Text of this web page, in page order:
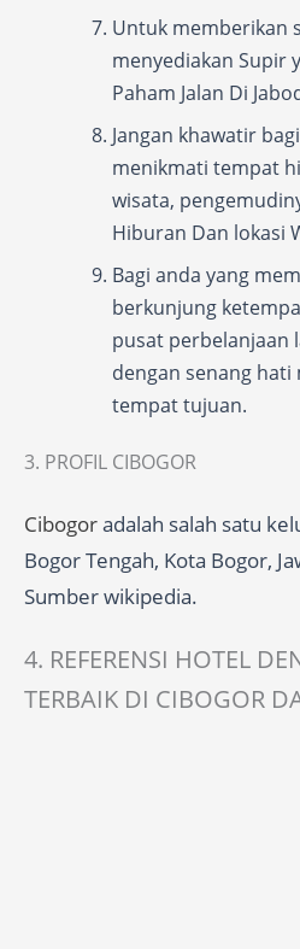
Untuk memberikan
menyediakan Supir
Paham Jalan Di
Jangan khawatir
menikmati tempat
wisata,
Hiburan Dan lokasi
Bagi anda yang
berkunjung
pusat perbelanjaan
dengan senang
tempat tujuan.
3. PROFIL CIBOGOR
Cibogoradalah salah satu
Bogor Tengah, Kota Bogor,
Sumber wikipedia.
4. REFERENSI HOTEL
TERBAIK DI CIBOGOR